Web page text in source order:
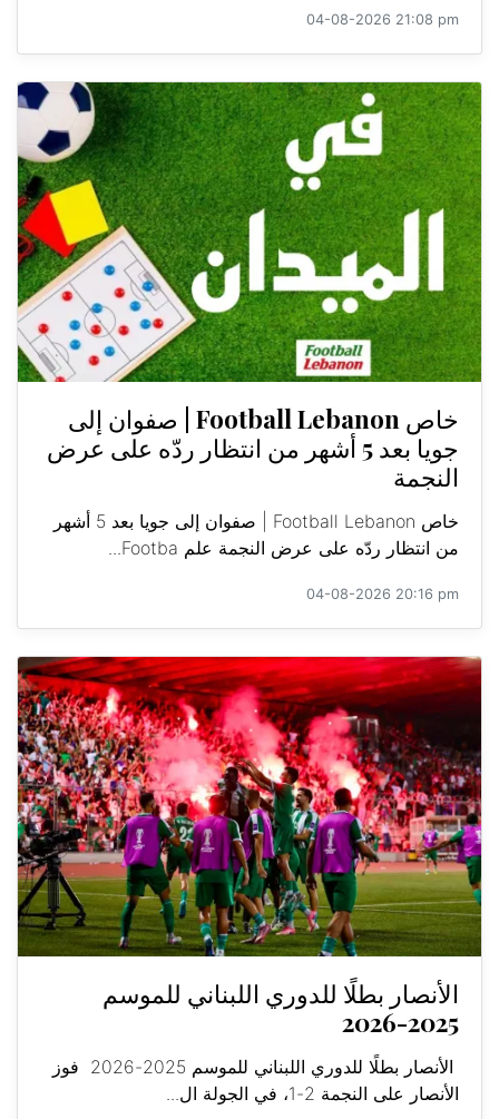
04-08-2026 21:08 pm
خاص Football Lebanon | صفوان إلى
جويا بعد 5 أشهر من انتظار ردّه على عرض
النجمة
خاص Football Lebanon | صفوان إلى جويا بعد 5 أشهر
من انتظار ردّه على عرض النجمة علم Footba...
04-08-2026 20:16 pm
الأنصار بطلًا للدوري اللبناني للموسم
2025-2026
الأنصار بطلًا للدوري اللبناني للموسم 2025-2026 فوز
الأنصار على النجمة 2-1، في الجولة ال...